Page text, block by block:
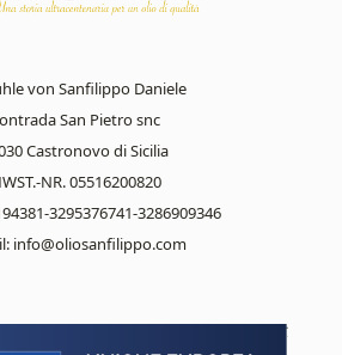
von Sanfilippo Daniele
San Pietro snc
Castronovo di Sicilia
NR. 05516200820
3295376741-3286909346
info@oliosanfilippo.com